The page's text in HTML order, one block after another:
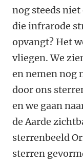
nog steeds
die infrarode
opvangt? Het
vliegen. We
en nemen nog
door ons
en we gaan
de Aarde
sterrenbeeld
sterren